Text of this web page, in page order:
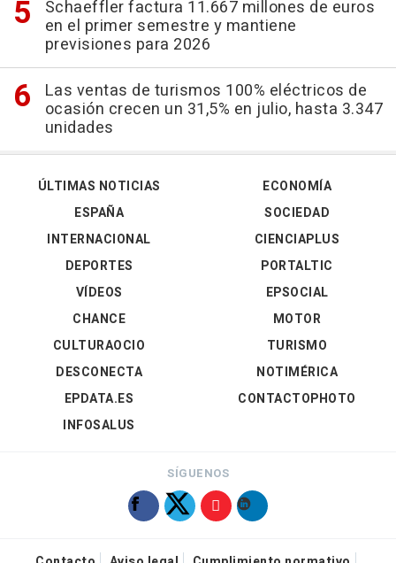
Schaeffler factura 11.667 millones de euros
en el primer semestre y mantiene
previsiones para 2026
Las ventas de turismos 100% eléctricos de
ocasión crecen un 31,5% en julio, hasta 3.347
unidades
ÚLTIMAS NOTICIAS
ESPAÑA
INTERNACIONAL
DEPORTES
VÍDEOS
ECONOMÍA
SOCIEDAD
CIENCIAPLUS
PORTALTIC
EPSOCIAL
CHANCE
CULTURAOCIO
DESCONECTA
EPDATA.ES
INFOSALUS
MOTOR
TURISMO
NOTIMÉRICA
CONTACTOPHOTO
SÍGUENOS